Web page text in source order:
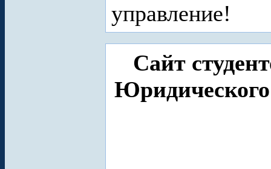
управление!
Сайт